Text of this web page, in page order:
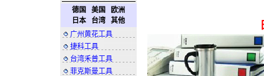
德国 美国
欧洲
日本
台湾
其他
广州黄花工具
捷科工具
台湾禾普工具
菲克斯曼工具